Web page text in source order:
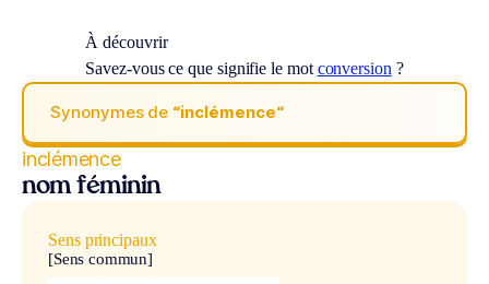
À découvrir
Savez-vous ce que signifie le mot conversion ?
Synonymes de “inclémence“
inclémence
nom féminin
Sens principaux
[Sens commun]